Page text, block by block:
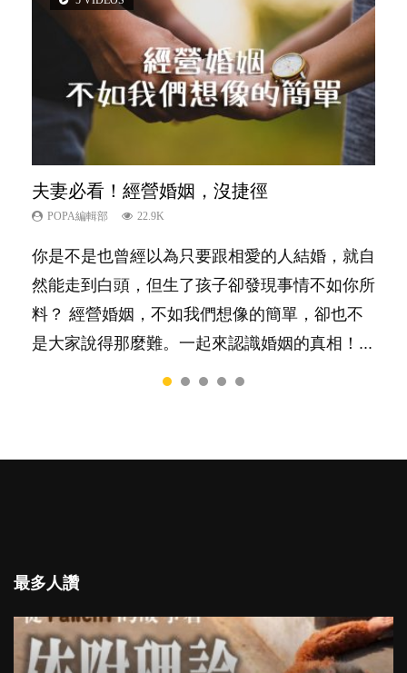
夫妻必看！經營婚姻，沒捷徑
POPA編輯部 22.9K
你是不是也曾經以為只要跟相愛的人結婚，就自
然能走到白頭，但生了孩子卻發現事情不如你所
料？ 經營婚姻，不如我們想像的簡單，卻也不
是大家說得那麼難。一起來認識婚姻的真相！...
內向孩子的特質，你懂嗎？
POPA編輯部 10K
陽光又健談的孩子總是很容易得到大家的喜愛，
特別是在講究團隊精神、鼓勵大家積極發表意見
的社會，他們彷彿如魚得水；那些愛靜靜觀察、
一個人默默耕耘的孩子呢？卻會讓父母擔心，擔
心內向的孩子將不能適應急速變他的世界。內向
新手父母不用怕
POPA編輯部 16.3K
相信許多人初為人父母，由懷孕開始到孩子呱呱
落地，心中都有數之不盡的問題～這裡一次過集
合我們以往製作過的相關短片。 這段路讓我們
跟你同行～...
想孩子學好外語，點做好？
POPA編輯部 9.9K
有人話學多種語言越早開始越好，有人卻說一時
間太多語言，會令孩子感到混淆，到底誰是誰
非？聽聽專家怎樣說，解開語言學習的迷思～...
孩子能力天注定？
POPA編輯部 7.9K
很多父母都希望孩子係個「叻仔叻女」，學業別
太差，日常自理井井有條。這樣的孩子是萬中無
一，還是魚與熊掌，不能兼得？...
最多人讚